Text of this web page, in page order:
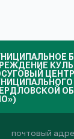
почтовый